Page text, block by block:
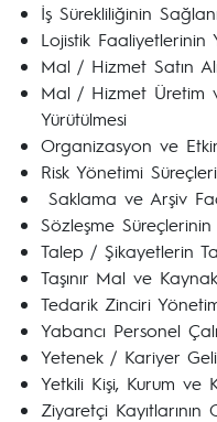
İş Sürekliliğinin
Lojistik Faaliyetlerinin
Mal / Hizmet Satın
Mal / Hizmet Üretim
Yürütülmesi
Organizasyon ve
Risk Yönetimi
Saklama ve Arşiv
Sözleşme Süreçlerinin
Talep / Şikayetlerin
Taşınır Mal ve
Tedarik Zinciri
Yabancı Personel
Yetenek / Kariyer
Yetkili Kişi, Kurum ve
Ziyaretçi Kayıtlarının